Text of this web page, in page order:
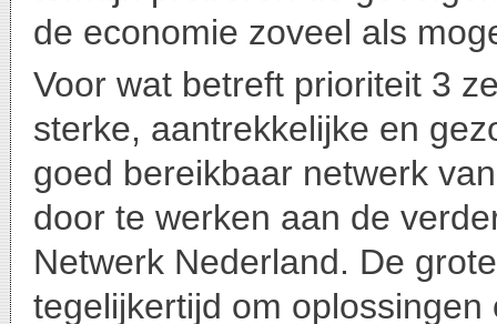
de economie zoveel als
Voor wat betreft prioriteit 3
sterke, aantrekkelijke en
goed bereikbaar netwerk
door te werken aan de
Netwerk Nederland. De
tegelijkertijd om